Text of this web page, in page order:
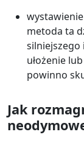
metoda ta
silniejszego
ułożenie
powinno
Jak